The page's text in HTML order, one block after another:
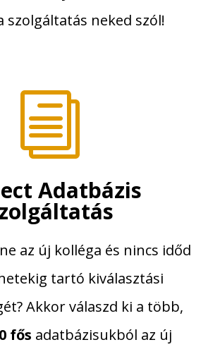
szolgáltatás neked szól!
i
Adatbázis
az új kolléga és nincs időd
tartó kiválasztási
Akkor válaszd ki a több,
fős adatbázisukból az új